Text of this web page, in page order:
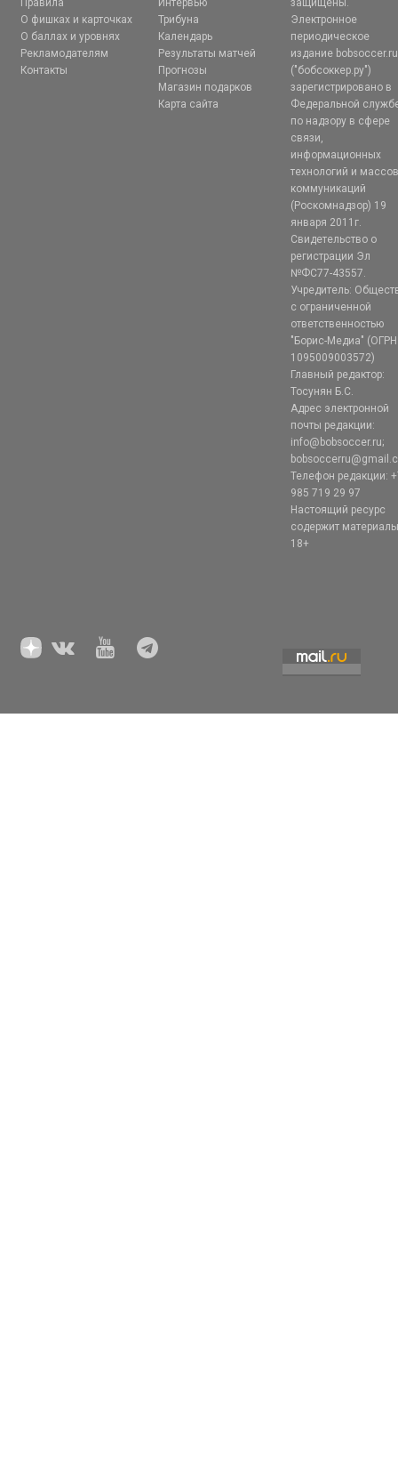
О фишках и карточках
О баллах и уровнях
Рекламодателям
Контакты
Трибуна
Календарь
Результаты матчей
Прогнозы
Магазин подарков
Карта сайта
Электронное
периодическое
издание bobsoccer.ru
("бобсоккер.ру")
зарегистрировано в
Федеральной
по надзору в сфере
связи,
информационных
технологий и
коммуникаций
(Роскомнадзор) 19
января 2011г.
Свидетельство о
регистрации Эл
№ФС77-43557.
Учредитель:
с ограниченной
ответственностью
"Борис-Медиа" (ОГРН
1095009003572)
Главный редактор:
Тосунян Б.С.
Адрес электронной
почты редакции:
info@bobsoccer.ru;
Телефон редакции:
985 719 29 97
Настоящий ресурс
содержит
18+